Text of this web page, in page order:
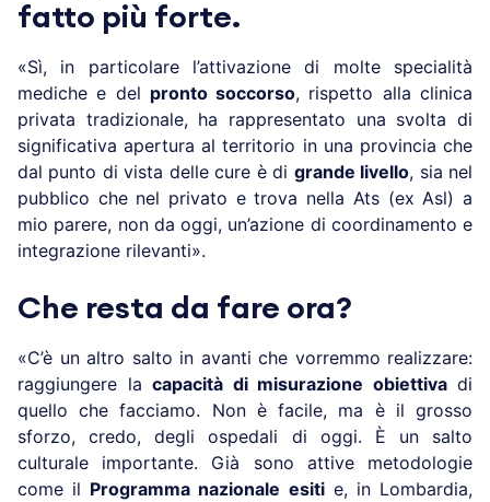
fatto più forte.
«Sì, in particolare l’attivazione di molte specialità
mediche e del pronto soccorso, rispetto alla clinica
privata tradizionale, ha rappresentato una svolta di
significativa apertura al territorio in una provincia che
dal punto di vista delle cure è di grande livello, sia nel
pubblico che nel privato e trova nella Ats (ex Asl) a
mio parere, non da oggi, un’azione di coordinamento e
integrazione rilevanti».
Che resta da fare ora?
«C’è un altro salto in avanti che vorremmo realizzare:
raggiungere la capacità di misurazione obiettivadi
quello che facciamo. Non è facile, ma è il grosso
sforzo, credo, degli ospedali di oggi. È un salto
culturale importante. Già sono attive metodologie
come il Programma nazionale esitie, in Lombardia,